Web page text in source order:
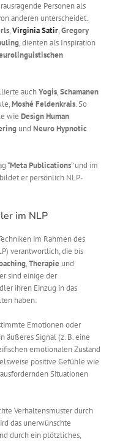
Personen als
anderen unterscheidet.
,Virginia Satir,Gregory
, dienten als Inspiration
auchYogis,Schamanen
Moshé Feldenkrais. So
wie Design Human
und Neuro Hypnotic
“Meta Publications” und im
bildet er persönlich NLP-
im NLP
im Rahmen des
verantwortlich, die bis
,Therapie und
sind einige der
ihren Einzug in das
haben:
Emotionen oder
äußeres Signal (z. B. eine
emotionalen Zustand
positive Gefühle wie
Situationen
Verhaltensmuster durch
das unerwünschte
durch ein plötzliches,